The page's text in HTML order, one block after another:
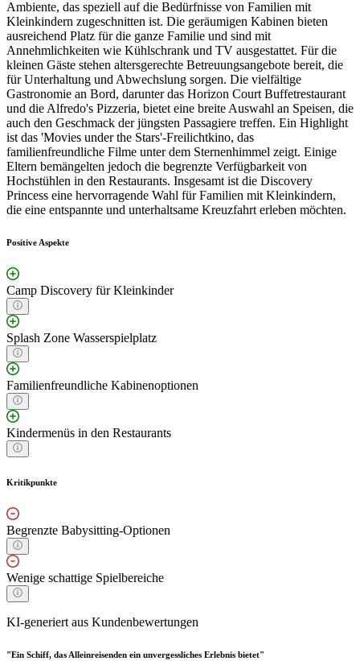
Ambiente, das speziell auf die Bedürfnisse von Familien mit
Kleinkindern zugeschnitten ist. Die geräumigen Kabinen bieten
ausreichend Platz für die ganze Familie und sind mit
Annehmlichkeiten wie Kühlschrank und TV ausgestattet. Für die
kleinen Gäste stehen altersgerechte Betreuungsangebote bereit, die
für Unterhaltung und Abwechslung sorgen. Die vielfältige
Gastronomie an Bord, darunter das Horizon Court Buffetrestaurant
und die Alfredo's Pizzeria, bietet eine breite Auswahl an Speisen, die
auch den Geschmack der jüngsten Passagiere treffen. Ein Highlight
ist das 'Movies under the Stars'-Freilichtkino, das
familienfreundliche Filme unter dem Sternenhimmel zeigt. Einige
Eltern bemängelten jedoch die begrenzte Verfügbarkeit von
Hochstühlen in den Restaurants. Insgesamt ist die Discovery
Princess eine hervorragende Wahl für Familien mit Kleinkindern,
die eine entspannte und unterhaltsame Kreuzfahrt erleben möchten.
Positive Aspekte
Camp Discovery für Kleinkinder
Splash Zone Wasserspielplatz
Familienfreundliche Kabinenoptionen
Kindermenüs in den Restaurants
Kritikpunkte
Begrenzte Babysitting-Optionen
Wenige schattige Spielbereiche
KI-generiert aus Kundenbewertungen
"Ein Schiff, das Alleinreisenden ein unvergessliches Erlebnis bietet"